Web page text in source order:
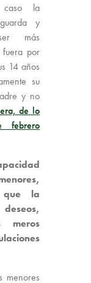
caso la
y
más
fuera por
14 años
su
y no
de lo
que la
meros
menores